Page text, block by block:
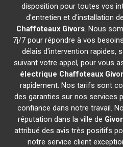
disposition pour toutes vos
d'entretien et d'installation de
Chaffoteaux Givors. Nous
7j/7 pour répondre à vos
délais d'intervention rapides,
suivant votre appel, pour vous
électrique Chaffoteaux
rapidement. Nos tarifs sont
des garanties sur nos services
confiance dans notre travail.
réputation dans la ville de
attribué des avis très positifs
notre service client